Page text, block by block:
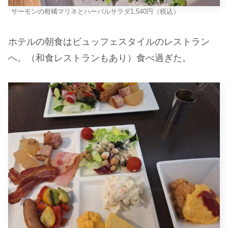
サーモンの柑橘マリネとハーバルサラダ1,540円（税込）
ホテルの朝食はビュッフェスタイルのレストラン
へ。（和食レストランもあり）食べ過ぎた。